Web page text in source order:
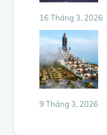
16 Tháng 3, 2026
9 Tháng 3, 2026